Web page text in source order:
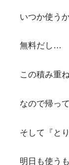
いつか使う
無料だし…
この積み重
なので帰っ
そして『と
明日も使う